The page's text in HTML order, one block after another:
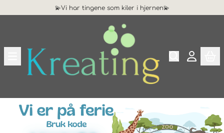
Hopp til innhold💫Vi har tingene som kiler i hjernen💫